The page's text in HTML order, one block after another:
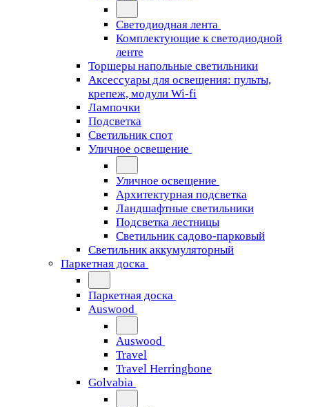
Светодиодная лента
Комплектующие к светодиодной
ленте
Торшеры напольные светильники
Аксессуары для освещения: пульты,
крепеж, модули Wi-fi
Лампочки
Подсветка
Светильник спот
Уличное освещение
Уличное освещение
Архитектурная подсветка
Ландшафтные светильники
Подсветка лестницы
Светильник садово-парковый
Светильник аккумуляторный
Паркетная доска
Паркетная доска
Auswood
Auswood
Travel
Travel Herringbone
Golvabia